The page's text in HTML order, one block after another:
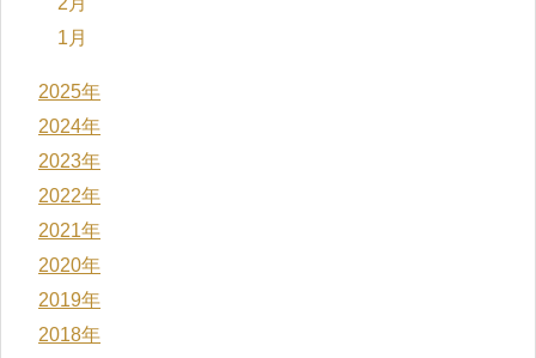
1月
2025年
2024年
2023年
2022年
2021年
2020年
2019年
2018年